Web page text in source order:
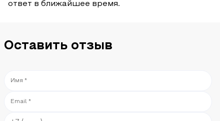
ответ в ближайшее время.
Оставить отзыв